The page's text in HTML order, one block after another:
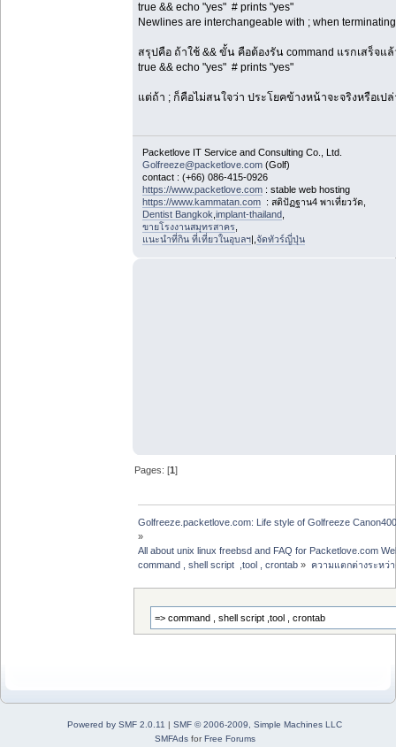
true && echo "yes" # prints "yes"
Newlines are interchangeable with ; when
สรุปคือ ถ้าใช้ && ขั้น คือต้องรัน command แรกเสร็จแ
true && echo "yes" # prints "yes"
แต่ถ้า ; ก็คือไม่สนใจว่า ประโยคข้างหน้าจะจริงหรือเปล่
Packetlove IT Service and Consulting Co., Ltd.
Golfreeze@packetlove.com(Golf)
contact : (+66) 086-415-0926
https://www.packetlove.com: stable web hosting
https://www.kammatan.com: สติปัฏฐาน4 พาเที่ยววัด,
Dentist Bangkok implant-thailand,
ขายโรงงานสมุทรสาคร,
แนะนำที่กิน ที่เที่ยวในอุบลฯ|, จัดทัวร์ญี่ปุ่น
Pages: [1]
Golfreeze.packetlove.com: Life style of Golfreeze
»
All about unix linux freebsd and FAQ for Packetlove.com
command , shell script  ,tool , crontab » ความแตกต่างระหว่
Powered by SMF 2.0.11 | SMF © 2006-2009, Simple Machines LLC
SMFAdsforFree Forums